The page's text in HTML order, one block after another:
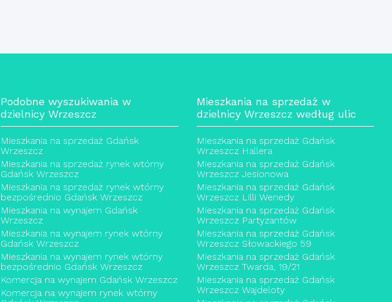
Podobne wyszukiwania w
dzielnicy Wrzeszcz
Mieszkania na sprzedaż Gdańsk
Wrzeszcz
Mieszkania na sprzedaż rynek wtórny
Gdańsk Wrzeszcz
Mieszkania na sprzedaż rynek wtórny
bezpośrednio Gdańsk Wrzeszcz
Mieszkania na wynajem Gdańsk
Wrzeszcz
Mieszkania na wynajem rynek wtórny
Gdańsk Wrzeszcz
Mieszkania na wynajem rynek wtórny
bezpośrednio Gdańsk Wrzeszcz
Komercja na wynajem Gdańsk Wrzeszcz
Komercja na wynajem rynek wtórny
Mieszkania na sprzedaż w
dzielnicy Wrzeszcz według ulic
Mieszkania na sprzedaż Gdańsk
Wrzeszcz Hallera
Mieszkania na sprzedaż Gdańsk
Wrzeszcz Jesionowa
Mieszkania na sprzedaż Gdańsk
Wrzeszcz Lilli Wenedy
Mieszkania na sprzedaż Gdańsk
Wrzeszcz Partyzantów
Mieszkania na sprzedaż Gdańsk
Wrzeszcz Słowackiego 59
Mieszkania na sprzedaż Gdańsk
Wrzeszcz Twarda, 19/21
Mieszkania na sprzedaż Gdańsk
Wrzeszcz Wajdeloty